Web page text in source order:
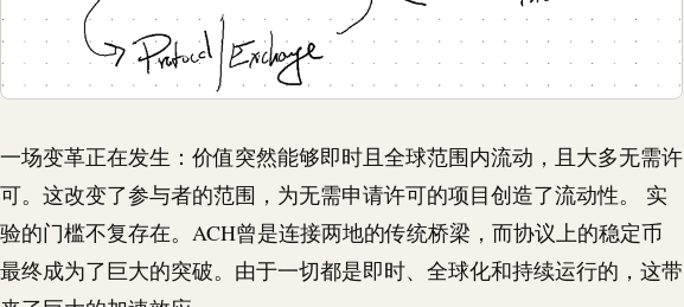
一场变革正在发生：价值突然能够即时且全球范围内流动，且大多无需许
可。这改变了参与者的范围，为无需申请许可的项目创造了流动性。 实
验的门槛不复存在。 ACH曾是连接两地的传统桥梁，而协议上的稳定币
最终成为了巨大的突破。由于一切都是即时、全球化和持续运行的，这带